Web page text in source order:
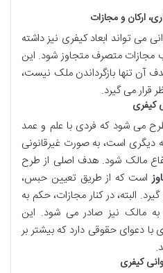
می تواند ابعاد کیفری نیز داشته
مجازات متصرف متجاوز شود. این
آن تنها بازگرداندن ملک نیست،
قرار می گیرد.
می شود که فردی با علم و عمد
دیگری است، به صورت غیرقانونی
مالک شود. هدف اصلی از طرح
است که از طریق تعیین حبس،
البته، در کنار مجازات، حکم به
مالک نیز صادر می شود. این
دعوای حقوقی دارد که بیشتر بر